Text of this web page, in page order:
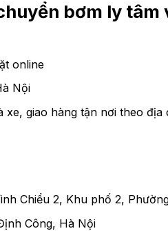
bơm ly tâm
online
Nội
giao hàng tận nơi theo
Chiểu 2, Khu phố 2,
Công, Hà Nội